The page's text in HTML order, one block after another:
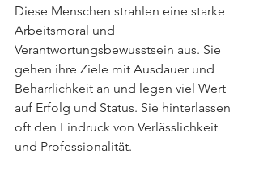
Diese Menschen strahlen eine starke
Arbeitsmoral und
Verantwortungsbewusstsein aus. Sie
gehen ihre Ziele mit Ausdauer und
Beharrlichkeit an und legen viel Wert
auf Erfolg und Status. Sie hinterlassen
oft den Eindruck von Verlässlichkeit
und Professionalität.